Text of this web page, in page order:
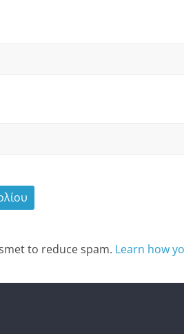
to reduce spam. Learn how